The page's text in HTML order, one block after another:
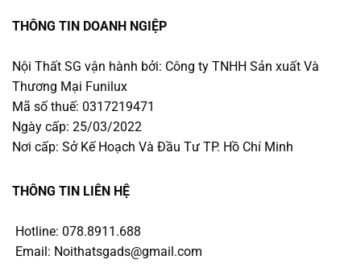
THÔNG TIN DOANH NGIỆP
Nội Thất SG vận hành bởi: Công ty TNHH Sản xuất Và
Thương Mại Funilux
Mã số thuế: 0317219471
Ngày cấp: 25/03/2022
Nơi cấp: Sở Kế Hoạch Và Đầu Tư TP. Hồ Chí Minh
THÔNG TIN LIÊN HỆ
Hotline: 078.8911.688
Email: Noithatsgads@gmail.com